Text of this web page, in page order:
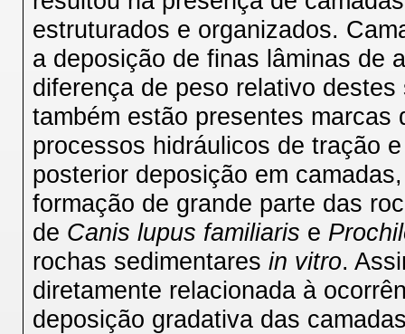
estruturados e organizados.
a deposição de finas lâminas de
diferença de peso relativo
também estão presentes
processos hidráulicos de tração
posterior deposição em
formação de grande parte das
de Canis lupus familiaris e
rochas sedimentares in vitro.
diretamente relacionada à
deposição gradativa das